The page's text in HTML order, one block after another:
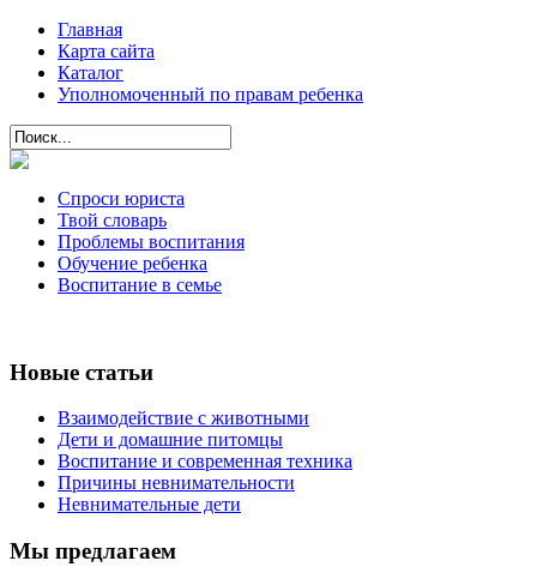
Главная
Карта сайта
Каталог
Уполномоченный по правам ребенка
Спроси юриста
Твой словарь
Проблемы воспитания
Обучение ребенка
Воспитание в семье
Новые статьи
Взаимодействие с животными
Дети и домашние питомцы
Воспитание и современная техника
Причины невнимательности
Невнимательные дети
Мы предлагаем